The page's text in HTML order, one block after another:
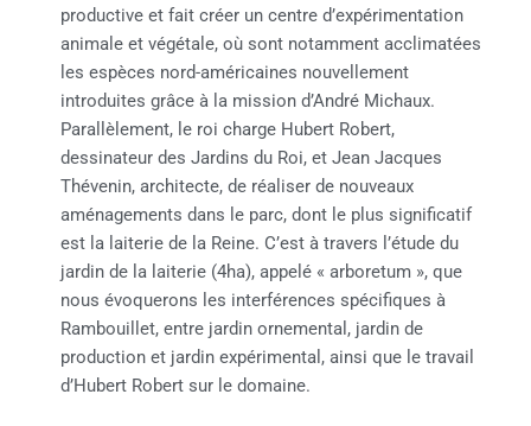
productive et fait créer un centre d’expérimentation
animale et végétale, où sont notamment acclimatées
les espèces nord-américaines nouvellement
introduites grâce à la mission d’André Michaux.
Parallèlement, le roi charge Hubert Robert,
dessinateur des Jardins du Roi, et Jean Jacques
Thévenin, architecte, de réaliser de nouveaux
aménagements dans le parc, dont le plus significatif
est la laiterie de la Reine. C’est à travers l’étude du
jardin de la laiterie (4ha), appelé « arboretum », que
nous évoquerons les interférences spécifiques à
Rambouillet, entre jardin ornemental, jardin de
production et jardin expérimental, ainsi que le travail
d’Hubert Robert sur le domaine.